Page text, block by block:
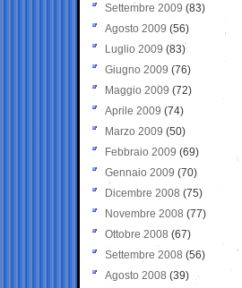
Settembre 2009 (83)
Agosto 2009 (56)
Luglio 2009 (83)
Giugno 2009 (76)
Maggio 2009 (72)
Aprile 2009 (74)
Marzo 2009 (50)
Febbraio 2009 (69)
Gennaio 2009 (70)
Dicembre 2008 (75)
Novembre 2008 (77)
Ottobre 2008 (67)
Settembre 2008 (56)
Agosto 2008 (39)